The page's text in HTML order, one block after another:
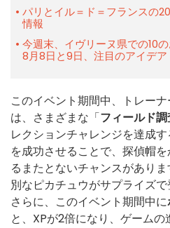
パリとイル＝ド＝フランスの
情報
今週末、イヴリーヌ県での10
8月8日と9日、注目のアイデア
このイベント期間中、トレー
は、さまざまな「フィールド
レクションチャレンジを達成
を成功させることで、探偵帽
るまたとないチャンスがあり
別なピカチュウがサプライズ
さらに、このイベント期間中に
と、XPが2倍になり、ゲームの